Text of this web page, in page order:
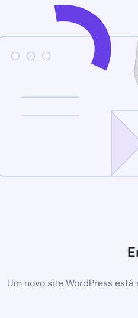
Um novo site WordPress